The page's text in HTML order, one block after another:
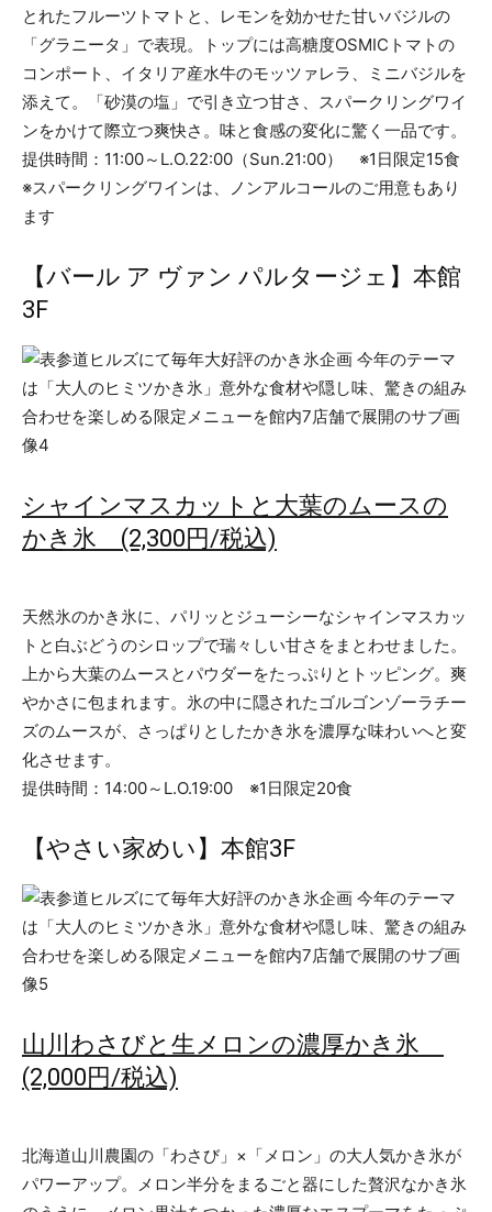
とれたフルーツトマトと、レモンを効かせた甘いバジルの
「グラニータ」で表現。トップには高糖度OSMICトマトの
コンポート、イタリア産水牛のモッツァレラ、ミニバジルを
添えて。「砂漠の塩」で引き立つ甘さ、スパークリングワイ
ンをかけて際立つ爽快さ。味と食感の変化に驚く一品です。
提供時間：11:00～L.O.22:00（Sun.21:00） ※1日限定15食
※スパークリングワインは、ノンアルコールのご用意もあり
ます
【バール ア ヴァン パルタージェ】本館
3F
シャインマスカットと大葉のムースの
かき氷 (2,300円/税込)
天然氷のかき氷に、パリッとジューシーなシャインマスカッ
トと白ぶどうのシロップで瑞々しい甘さをまとわせました。
上から大葉のムースとパウダーをたっぷりとトッピング。爽
やかさに包まれます。氷の中に隠されたゴルゴンゾーラチー
ズのムースが、さっぱりとしたかき氷を濃厚な味わいへと変
化させます。
提供時間：14:00～L.O.19:00 ※1日限定20食
【やさい家めい】本館3F
山川わさびと生メロンの濃厚かき氷
(2,000円/税込)
北海道山川農園の「わさび」×「メロン」の大人気かき氷が
パワーアップ。メロン半分をまるごと器にした贅沢なかき氷